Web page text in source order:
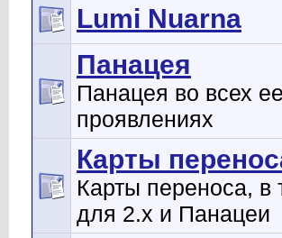
Lumi Nuarna
Панацея
Панацея во всех ее
проявлениях
Карты
Карты переноса, в
для 2.х и Панацеи